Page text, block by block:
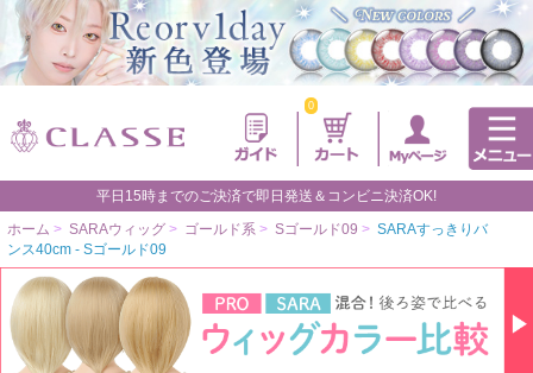
0
平日15時までのご決済で即日発送＆コンビニ決済OK!
ホーム > SARAウィッグ > ゴールド系 > Sゴールド09 > SARAすっきりバ
ンス40cm - Sゴールド09